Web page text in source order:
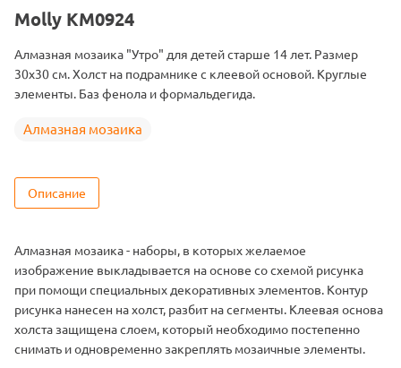
Цвет
Molly KM0924
Алмазная мозаика "Утро" для детей старше 14 лет. Размер
30х30 см. Холст на подрамнике с клеевой основой. Круглые
элементы. Баз фенола и формальдегида.
Алмазная мозаика
Описание
Алмазная мозаика - наборы, в которых желаемое
изображение выкладывается на основе со схемой рисунка
при помощи специальных декоративных элементов. Контур
рисунка нанесен на холст, разбит на сегменты. Клеевая основа
холста защищена слоем, который необходимо постепенно
снимать и одновременно закреплять мозаичные элементы.